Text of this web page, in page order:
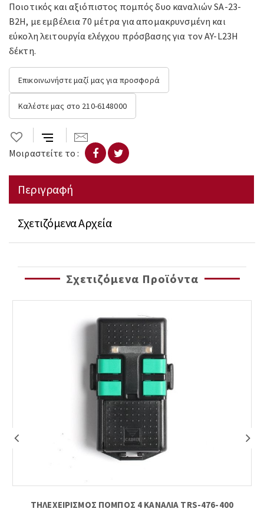
Ποιοτικός και αξιόπιστος πομπός δυο καναλιών SA-23-
B2H, με εμβέλεια 70 μέτρα για απομακρυνσμένη και
εύκολη λειτουργία ελέγχου πρόσβασης για τον AY-L23H
δέκτη.
Επικοινωνήστε μαζί μας για προσφορά
Καλέστε μας στο 210-6148000
Μοιραστείτε το :
Περιγραφή
Σχετιζόμενα Αρχεία
Σχετιζόμενα Προϊόντα
ΤΗΛΕΧΕΙΡΙΣΜΟΣ ΠΟΜΠΟΣ 4 ΚΑΝΑΛΙΑ TRS-476-400